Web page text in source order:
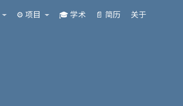
⚙️ 项目 🎓 学术 📄 简历 关于